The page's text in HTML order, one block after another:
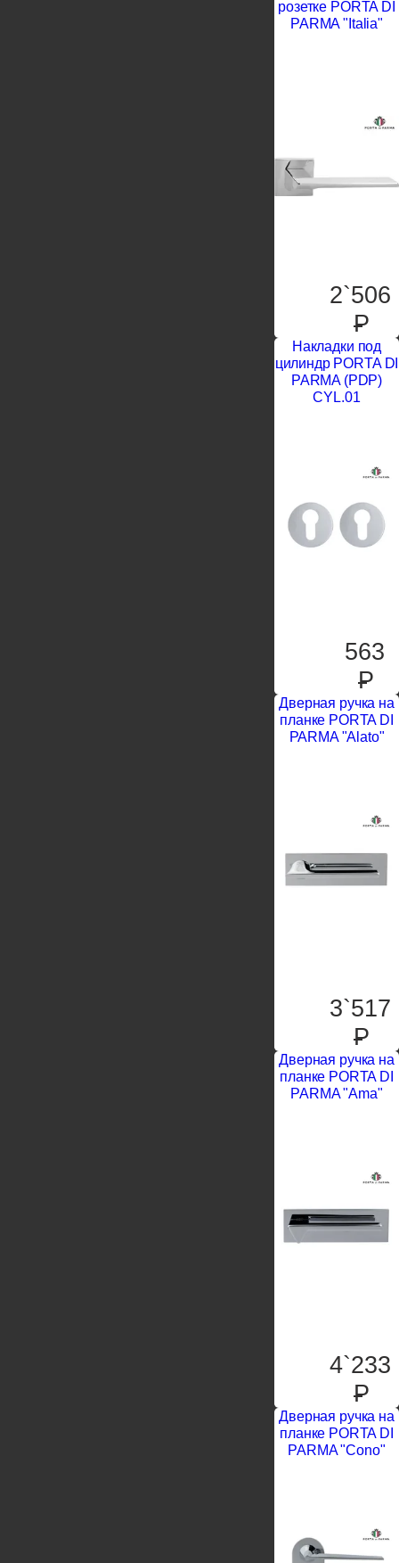
розетке PORTA DI
PARMA "Italia"
2`506
P
Накладки под
цилиндр PORTA DI
PARMA (PDP)
CYL.01
563
P
Дверная ручка на
планке PORTA DI
PARMA "Alato"
3`517
P
Дверная ручка на
планке PORTA DI
PARMA "Ama"
4`233
P
Дверная ручка на
планке PORTA DI
PARMA "Cono"